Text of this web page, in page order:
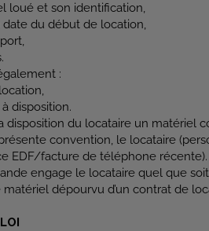
loué et son identification,
date du début de location,
:
disposition.
disposition du locataire un matériel
convention, le locataire
EDF/facture de téléphone récente).
engage le locataire quel que
dépourvu d’un contrat de